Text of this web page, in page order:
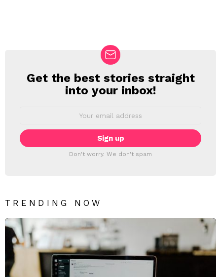
NEWSLETTER
Get the best stories straight
into your inbox!
Don't worry. We don't spam
TRENDING NOW